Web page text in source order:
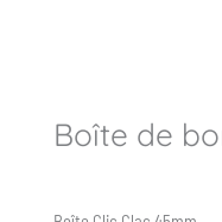
Boîte de